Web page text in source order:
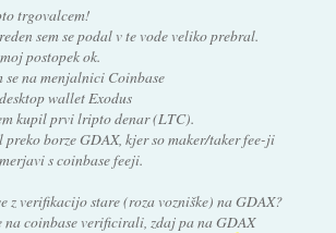
trgovalcem!
sem se podal v te vode veliko prebral.
postopek ok.
se na menjalnici Coinbase
wallet Exodus
kupil prvi lripto denar (LTC).
borze GDAX, kjer so maker/taker fee-ji
s coinbase feeji.
z verifikacijo stare (roza vozniške) na GDAX?
na coinbase verificirali, zdaj pa na GDAX